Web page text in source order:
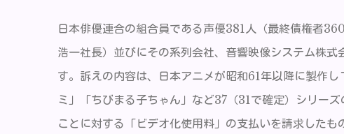
日本俳優連合の組合員である声優381人（最終債権者
浩一社長）並びにその系列会社、音響映像システム株
す。訴えの内容は、日本アニメが昭和61年以降に製作
ミ」「ちびまる子ちゃん」など37（31で確定）シリー
ことに対する「ビデオ化使用料」の支払いを請求したも